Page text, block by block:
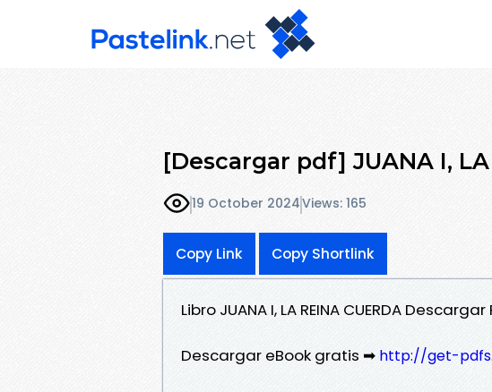
[Descargar pdf] JUANA I, LA
19 October 2024Views: 165
Copy Link Copy Shortlink
Libro JUANA I, LA REINA CUERDA Descargar
Descargar eBook gratis ➡ http://get-